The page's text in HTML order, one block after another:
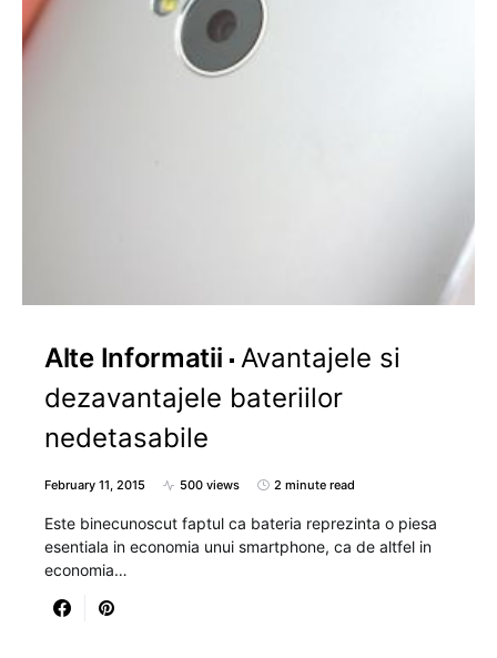
Alte Informatii Avantajele si
dezavantajele bateriilor
nedetasabile
February 11, 2015 500 views 2 minute read
Este binecunoscut faptul ca bateria reprezinta o piesa
esentiala in economia unui smartphone, ca de altfel in
economia…